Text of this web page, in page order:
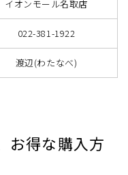
イオンモール名取店
022-381-1922
渡辺(わたなべ)
お得な購入方